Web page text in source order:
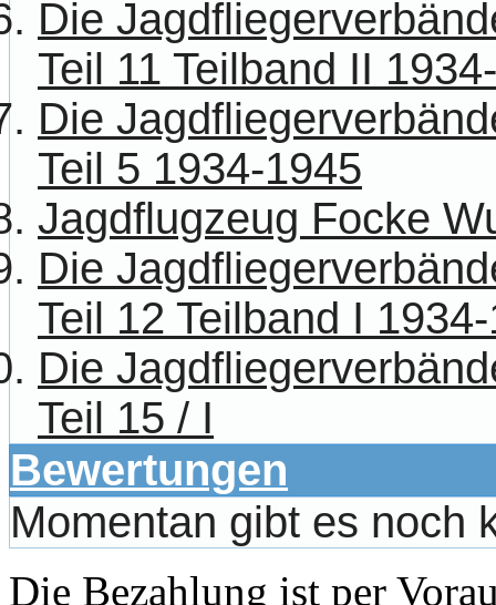
Die
Teil 11 Teilband II
Die
Teil 5 1934-1945
Jagdflugzeug Focke
Die
Teil 12 Teilband I
Die
Teil 15 / I
Bewertungen
Momentan gibt es noch
Die Bezahlung ist per